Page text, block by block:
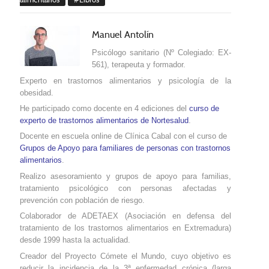
Manuel Antolín
Psicólogo sanitario (Nº Colegiado: EX-
561), terapeuta y formador.
Experto en trastornos alimentarios y psicología de la
obesidad.
He participado como docente en 4 ediciones del curso de
experto de trastornos alimentarios de Nortesalud
Docente en escuela online de Clínica Cabal con el curso de
Grupos de Apoyo para familiares de personas con trastornos
alimentarios.
Realizo asesoramiento y grupos de apoyo para familias,
tratamiento psicológico con personas afectadas y
prevención con población de riesgo.
Colaborador de ADETAEX (Asociación en defensa del
tratamiento de los trastornos alimentarios en Extremadura)
desde 1999 hasta la actualidad.
Creador del Proyecto Cómete el Mundo, cuyo objetivo es